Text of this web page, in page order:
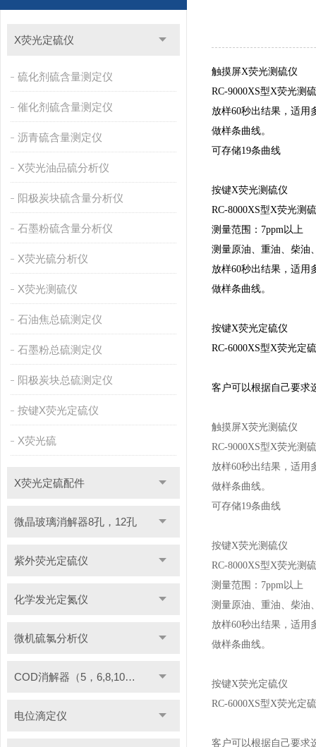
X荧光定硫仪
硫化剂硫含量测定仪
催化剂硫含量测定仪
沥青硫含量测定仪
X荧光油品硫分析仪
阳极炭块硫含量分析仪
石墨粉硫含量分析仪
X荧光硫分析仪
X荧光测硫仪
石油焦总硫测定仪
石墨粉总硫测定仪
阳极炭块总硫测定仪
按键X荧光定硫仪
X荧光硫
X荧光定硫配件
微晶玻璃消解器8孔，12孔
紫外荧光定硫仪
化学发光定氮仪
微机硫氯分析仪
COD消解器（5，6,8,10管）
电位滴定仪
触摸屏X荧光测硫仪
RC-9000XS型X荧光测
放样60秒出结果，适用
做样条曲线。
可存储19条曲线
按键X荧光测硫仪
RC-8000XS型X荧光测
测量范围：7ppm以上
测量原油、重油、柴油
放样60秒出结果，适用
做样条曲线。
按键X荧光定硫仪
RC-6000XS型X荧光定
客户可以根据自己要求
触摸屏X荧光测硫仪
RC-9000XS型X荧光测
放样60秒出结果，适用
做样条曲线。
可存储19条曲线
按键X荧光测硫仪
RC-8000XS型X荧光测
测量范围：7ppm以上
测量原油、重油、柴油
放样60秒出结果，适用
做样条曲线。
按键X荧光定硫仪
RC-6000XS型X荧光定
客户可以根据自己要求